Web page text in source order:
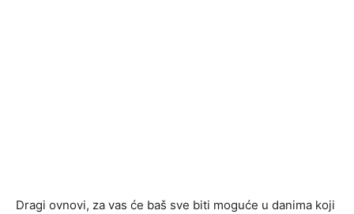
Dragi ovnovi, za vas će baš sve biti moguće u danima koji